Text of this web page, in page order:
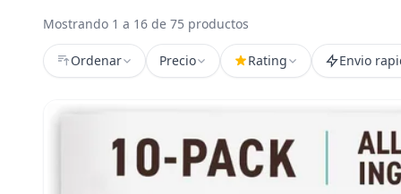
Mostrando 1 a 16 de 75 productos
Ordenar Precio Rating Envio